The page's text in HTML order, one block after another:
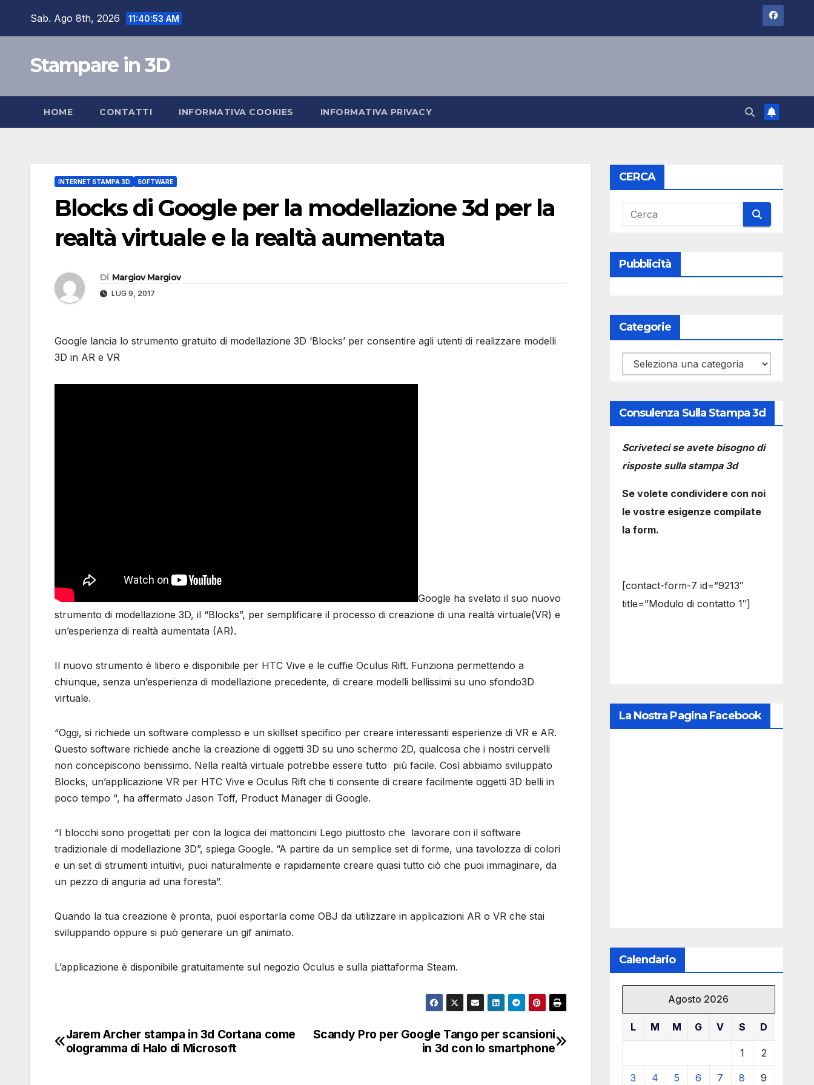
Sab. Ago 8th, 2026 11:40:54 AM
Stampare in 3D
HOME CONTATTI INFORMATIVA COOKIES INFORMATIVA PRIVACY
INTERNET STAMPA 3D SOFTWARE
Blocks di Google per la modellazione 3d per la
realtà virtuale e la realtà aumentata
Di Margiov Margiov
LUG 9, 2017
Google lancia lo strumento gratuito di modellazione 3D ‘Blocks’ per consentire agli utenti di realizzare modelli
3D in AR e VR
Google ha svelato il suo nuovo
strumento di modellazione 3D, il “Blocks”, per semplificare il processo di creazione di una realtà virtuale(VR) e
un’esperienza di realtà aumentata (AR).
Il nuovo strumento è libero e disponibile per HTC Vive e le cuffie Oculus Rift. Funziona permettendo a
chiunque, senza un’esperienza di modellazione precedente, di creare modelli bellissimi su uno sfondo3D
virtuale.
“Oggi, si richiede un software complesso e un skillset specifico per creare interessanti esperienze di VR e AR.
Questo software richiede anche la creazione di oggetti 3D su uno schermo 2D, qualcosa che i nostri cervelli
non concepiscono benissimo. Nella realtà virtuale potrebbe essere tutto più facile. Così abbiamo sviluppato
Blocks, un’applicazione VR per HTC Vive e Oculus Rift che ti consente di creare facilmente oggetti 3D belli in
poco tempo “, ha affermato Jason Toff, Product Manager di Google.
“I blocchi sono progettati per con la logica dei mattoncini Lego piuttosto che lavorare con il software
tradizionale di modellazione 3D”, spiega Google. “A partire da un semplice set di forme, una tavolozza di colori
e un set di strumenti intuitivi, puoi naturalmente e rapidamente creare quasi tutto ciò che puoi immaginare, da
un pezzo di anguria ad una foresta”.
Quando la tua creazione è pronta, puoi esportarla come OBJ da utilizzare in applicazioni AR o VR che stai
sviluppando oppure si può generare un gif animato.
L’applicazione è disponibile gratuitamente sul negozio Oculus e sulla piattaforma Steam.
Navigazione
Scandy Pro per Google Tango per scansioni
in 3d con lo smartphone
Jarem Archer stampa in 3d Cortana come
ologramma di Halo di Microsoft
CERCA
Pubblicità
Categorie
Categorie
Consulenza Sulla Stampa 3d
Scriveteci se avete bisogno di
risposte sulla stampa 3d
Se volete condividere con noi
le vostre esigenze compilate
la form.
[contact-form-7 id=”9213″
title=”Modulo di contatto 1″]
La Nostra Pagina Facebook
Calendario
Agosto 2026
L M M G V S D
1 2
3 4 5 6 7 8 9